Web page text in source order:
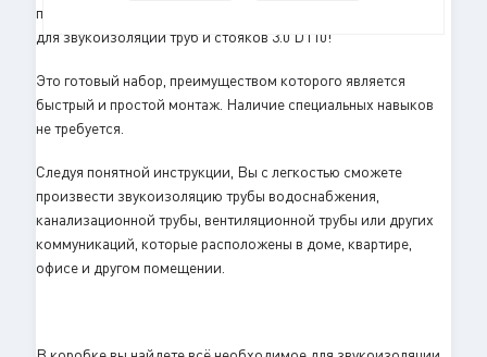
представлена новая, более компактная, версия Комплекта
для звукоизоляции труб и стояков 3.0 D110!
Это готовый набор, преимуществом которого является
быстрый и простой монтаж. Наличие специальных навыков
не требуется.
Следуя понятной инструкции, Вы с легкостью сможете
произвести звукоизоляцию трубы водоснабжения,
канализационной трубы, вентиляционной трубы или других
коммуникаций, которые расположены в доме, квартире,
офисе и другом помещении.